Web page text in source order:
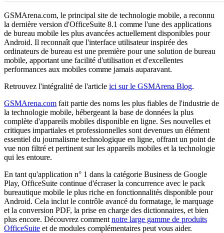
GSMArena.com, le principal site de technologie mobile, a reconnu
la dernière version d'OfficeSuite 8.1 comme l'une des applications
de bureau mobile les plus avancées actuellement disponibles pour
Android. Il reconnaît que l'interface utilisateur inspirée des
ordinateurs de bureau est une première pour une solution de bureau
mobile, apportant une facilité d'utilisation et d'excellentes
performances aux mobiles comme jamais auparavant.
Retrouvez l'intégralité de l'article ici sur le GSMArena Blog.
GSMArena.com fait partie des noms les plus fiables de l'industrie de
la technologie mobile, hébergeant la base de données la plus
complète d'appareils mobiles disponible en ligne. Ses nouvelles et
critiques impartiales et professionnelles sont devenues un élément
essentiel du journalisme technologique en ligne, offrant un point de
vue non filtré et pertinent sur les appareils mobiles et la technologie
qui les entoure.
En tant qu'application n° 1 dans la catégorie Business de Google
Play, OfficeSuite continue d'écraser la concurrence avec le pack
bureautique mobile le plus riche en fonctionnalités disponible pour
Android. Cela inclut le contrôle avancé du formatage, le marquage
et la conversion PDF, la prise en charge des dictionnaires, et bien
plus encore. Découvrez comment notre large gamme de produits
OfficeSuite et de modules complémentaires peut vous aider.